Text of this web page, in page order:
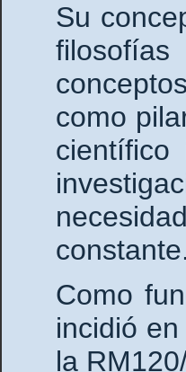
Su
como
constante.
Como
incidió
la